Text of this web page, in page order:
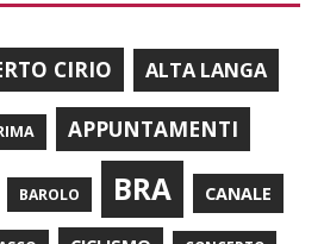
CIRIO ALTA LANGA
APPUNTAMENTI
BAROLO BRA CANALE